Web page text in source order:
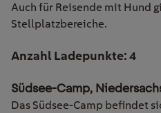
Auch für Reisende mit Hund
Stellplatzbereiche.
Anzahl Ladepunkte: 4
Südsee-Camp,
Das Südsee-Camp befindet